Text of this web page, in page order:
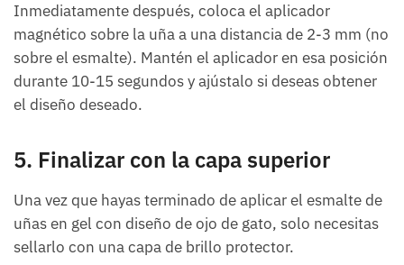
Inmediatamente después, coloca el aplicador
magnético sobre la uña a una distancia de 2-3 mm (no
sobre el esmalte). Mantén el aplicador en esa posición
durante 10-15 segundos y ajústalo si deseas obtener
el diseño deseado.
5. Finalizar con la capa superior
Una vez que hayas terminado de aplicar el esmalte de
uñas en gel con diseño de ojo de gato, solo necesitas
sellarlo con una capa de brillo protector.